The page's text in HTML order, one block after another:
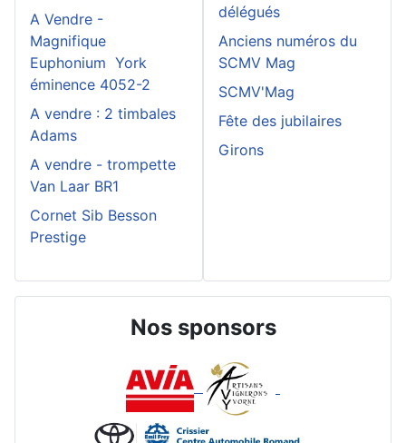
A Vendre -
Magnifique
Euphonium York
éminence 4052-2
A vendre : 2 timbales
Adams
A vendre - trompette
Van Laar BR1
Cornet Sib Besson
Prestige
délégués
Anciens numéros du
SCMV Mag
SCMV'Mag
Fête des jubilaires
Girons
Nos sponsors